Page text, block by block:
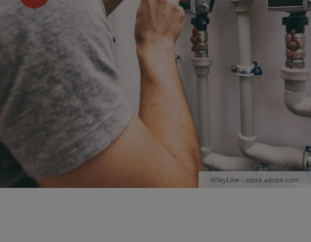
©SkyLine - stock.adobe.com